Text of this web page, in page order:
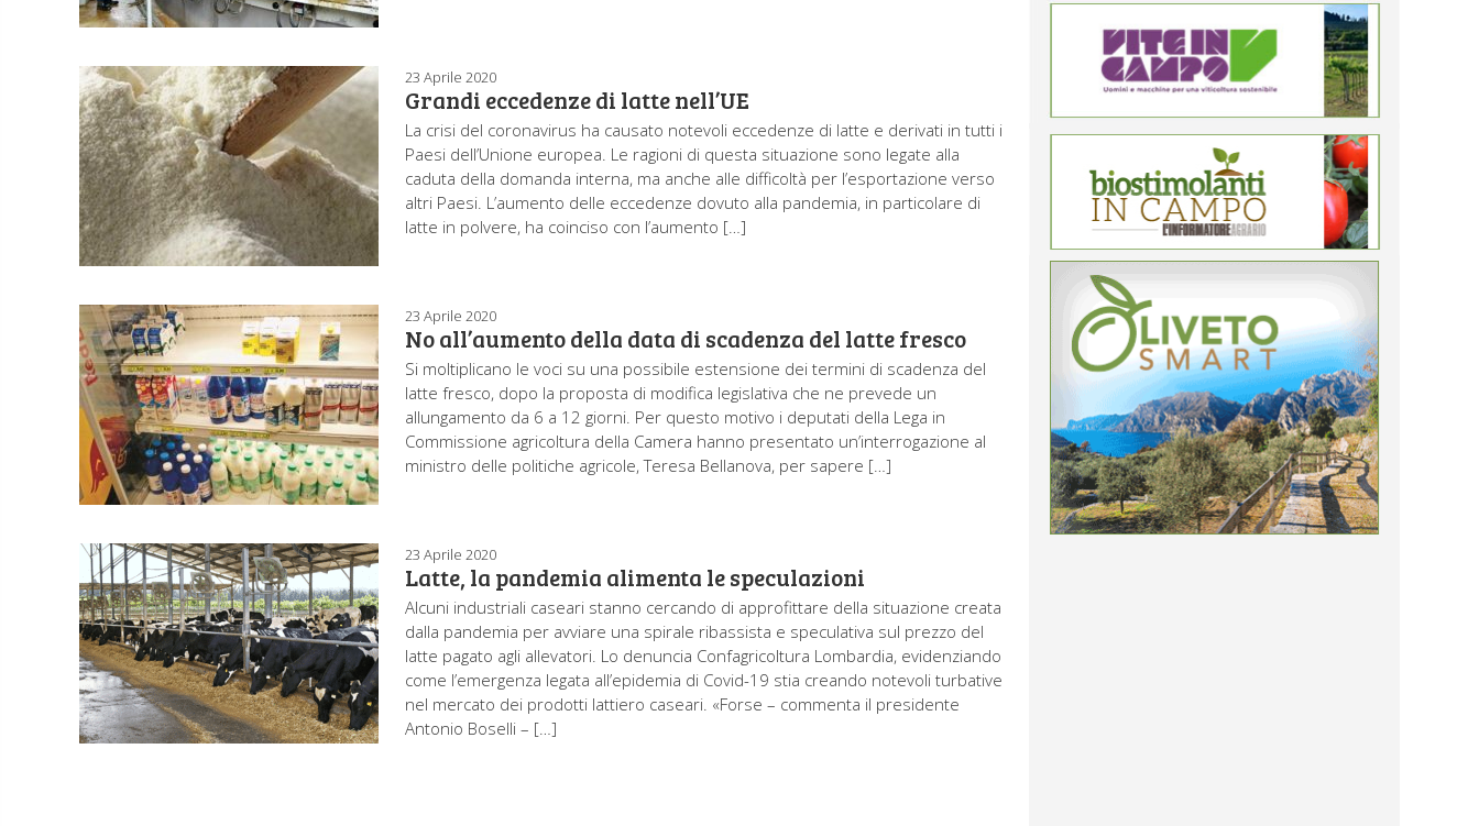
23 Aprile 2020
Grandi eccedenze di latte nell’UE
La crisi del coronavirus ha causato notevoli eccedenze di latte e derivati in tutti i
Paesi dell’Unione europea. Le ragioni di questa situazione sono legate alla
caduta della domanda interna, ma anche alle difficoltà per l’esportazione verso
altri Paesi. L’aumento delle eccedenze dovuto alla pandemia, in particolare di
latte in polvere, ha coinciso con l’aumento […]
23 Aprile 2020
No all’aumento della data di scadenza del latte fresco
Si moltiplicano le voci su una possibile estensione dei termini di scadenza del
latte fresco, dopo la proposta di modifica legislativa che ne prevede un
allungamento da 6 a 12 giorni. Per questo motivo i deputati della Lega in
Commissione agricoltura della Camera hanno presentato un’interrogazione al
ministro delle politiche agricole, Teresa Bellanova, per sapere […]
23 Aprile 2020
Latte, la pandemia alimenta le speculazioni
Alcuni industriali caseari stanno cercando di approfittare della situazione creata
dalla pandemia per avviare una spirale ribassista e speculativa sul prezzo del
latte pagato agli allevatori. Lo denuncia Confagricoltura Lombardia, evidenziando
come l’emergenza legata all’epidemia di Covid-19 stia creando notevoli turbative
nel mercato dei prodotti lattiero caseari. «Forse – commenta il presidente
Antonio Boselli – […]